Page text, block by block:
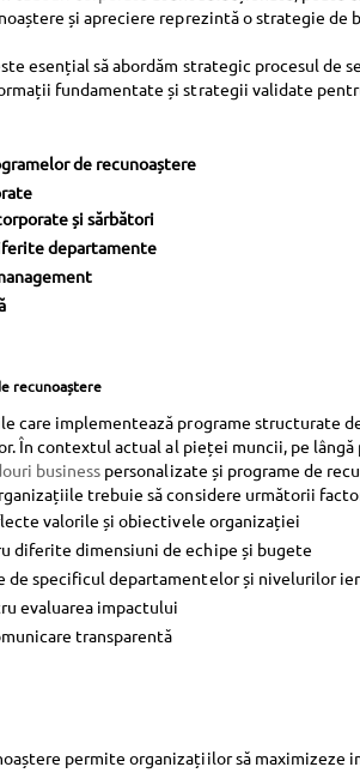
și apreciere reprezintă o strategie
esențial să abordăm strategic procesul de
fundamentate și strategii validate
de recunoaștere
și sărbători
departamente
recunoaștere
care implementează programe structurate
În contextul actual al pieței muncii, pe
business personalizate și programe de
trebuie să considere următorii
valorile și obiectivele organizației
diferite dimensiuni de echipe și bugete
de specificul departamentelor și nivelurilor
evaluarea impactului
transparentă
permite organizațiilor să maximizeze